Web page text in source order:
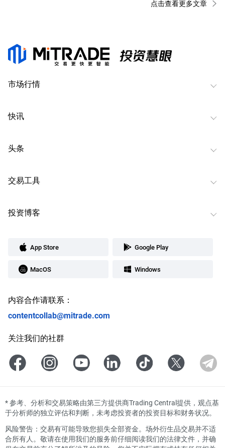
点击查看更多文章
市场行情
快讯
头条
交易工具
投资博客
App Store Google Play
MacOS Windows
内容合作请联系：
contentcollab@mitrade.com
关注我们的社群
*参考、分析和交易策略由第三方提供商Trading Central提供，观点基
于分析师的独立评估和判断，未考虑投资者的投资目标和财务状况。
风险警告：交易有可能导致您损失全部资金。场外衍生品交易并不适
合所有人。敬请在使用我们的服务前仔细阅读我们的法律文件，并确